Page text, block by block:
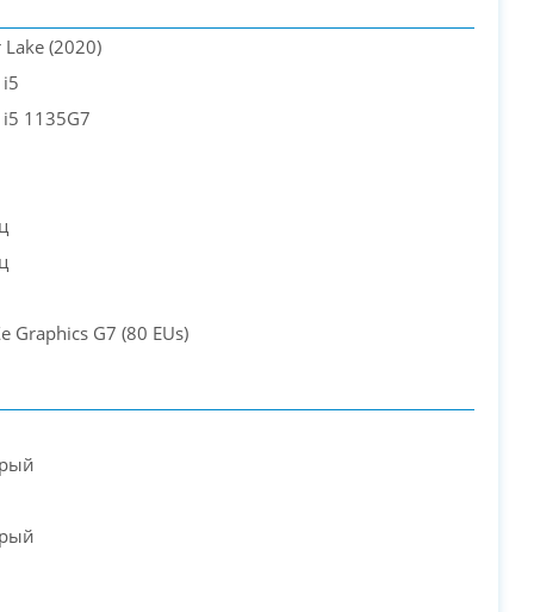
Lake (2020)
i5
1135G7
Graphics G7 (80 EUs)